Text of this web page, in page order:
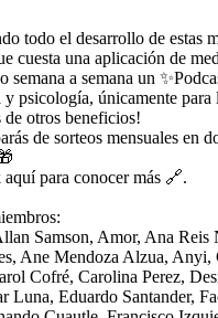
todo el desarrollo de estas
cuesta una aplicación de
semana a semana un
y psicología, únicamente para
de otros beneficios!
de sorteos mensuales en
para conocer más 🔗.⁠⁠⁠⁠⁠⁠⁠⁠⁠⁠⁠⁠⁠⁠⁠⁠⁠⁠⁠⁠⁠⁠⁠⁠⁠⁠⁠⁠⁠⁠⁠⁠
Samson, Amor, Ana Reis
Ane Mendoza Alzua, Anyi,
Cofré, Carolina Perez,
Luna, Eduardo Santander,